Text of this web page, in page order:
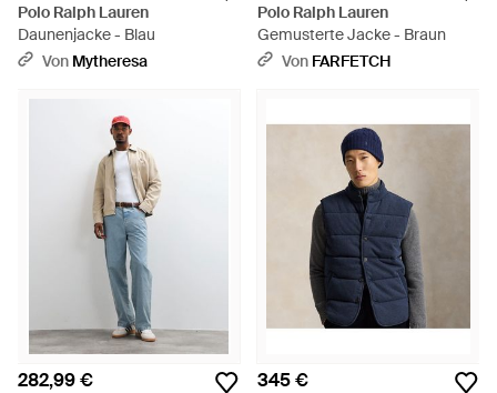
Polo Ralph Lauren
Daunenjacke - Blau
Von Mytheresa
Polo Ralph Lauren
Gemusterte Jacke - Braun
Von FARFETCH
282,99 € 345 €